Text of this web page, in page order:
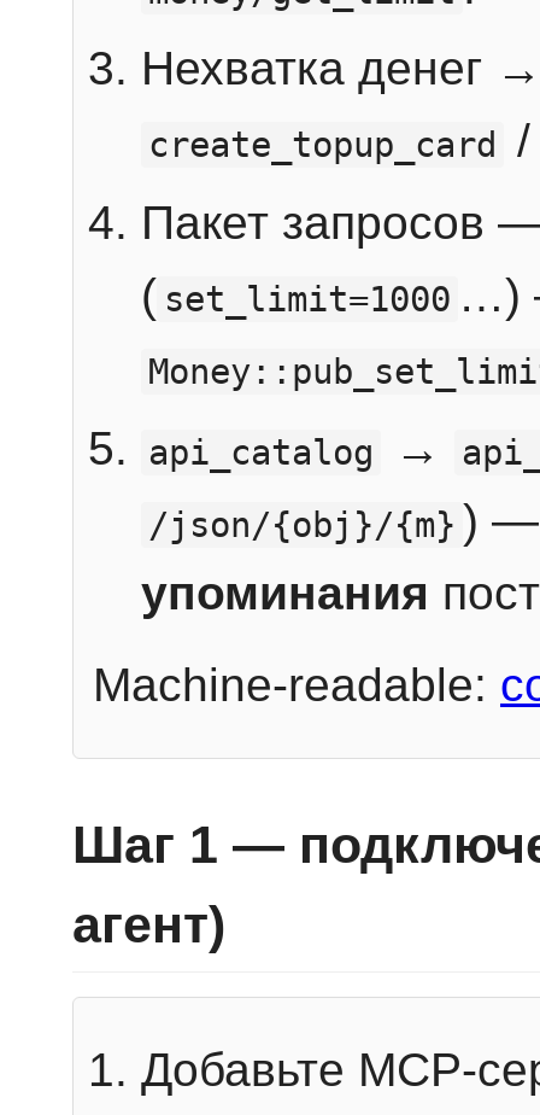
Нехватка денег
create_topup_card
Пакет запросов
( set_limit=1000 …)
api_catalog
→
/json/{obj}/{m} ) —
упоминания
Machine-readable:
Шаг 1 —
агент)
Добавьте MCP-